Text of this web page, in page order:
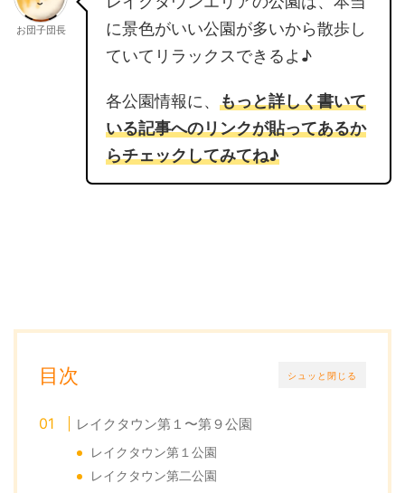
お団子団長
に景色がいい公園が多いから散歩し
ていてリラックスできるよ♪
各公園情報に、 もっと詳しく書いて
いる記事へのリンクが貼ってあるか
らチェックしてみてね♪
シュッと閉じる
目次
レイクタウン第１〜第９公園
レイクタウン第１公園
レイクタウン第二公園